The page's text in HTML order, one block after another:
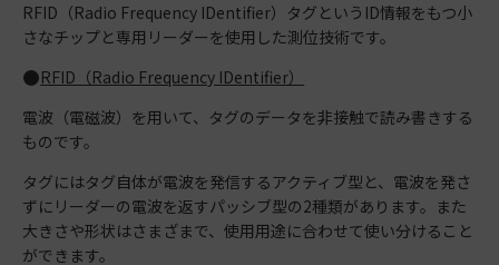
RFID（Radio Frequency IDentifier）タグというID情報をもつ小
さなチップと専用リーダーを使用した測位技術です。
RFID（Radio Frequency IDentifier）
電波（電磁波）を用いて、タグのデータを非接触で読み書きする
ものです。
タグにはタグ自体が電波を発信するアクティブ型と、電波を発さ
ずにリーダーの電波を返すパッシブ型の2種類があります。また
大きさや形状はさまざまで、使用用途に合わせて使い分けること
ができます。